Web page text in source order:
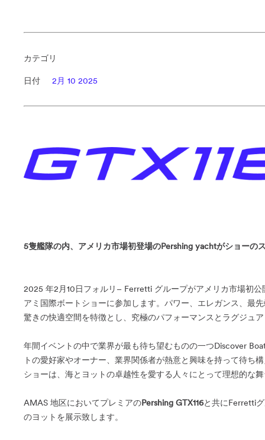
カテゴリ
日付 2月 10 2025
5隻艦隊の内、アメリカ市場初登場のPershing yachtがショーの
2025 年2月10日フォルリ– Ferretti グループがアメリカ市場初公
アミ国際ボートショーに参加します。パワー、エレガンス、最
驚きの快適空間を特徴とし、究極のパフォーマンスとラグジュ
年間イベントの中で業界が最も待ち望むものの一つDiscover
トの愛好家やオーナー、業界関係者が熱意と興味を持って待ち
ショーは、海とヨットの卓越性を愛する人々にとって理想的な
AMAS 地区においてプレミアのPershing GTX116と共にFerretti
のヨットを展示致します。